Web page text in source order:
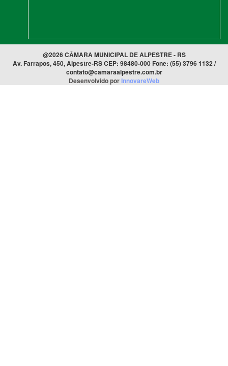
@2026 CÂMARA MUNICIPAL DE ALPESTRE - RS
Av. Farrapos, 450, Alpestre-RS CEP: 98480-000 Fone: (55) 3796 1132 /
contato@camaraalpestre.com.br
Desenvolvido porInnovareWeb